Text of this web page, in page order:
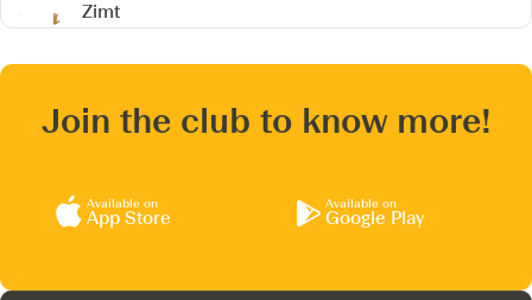
Zimt
Join the club to know more!
Available on
App Store
Available on
Google Play